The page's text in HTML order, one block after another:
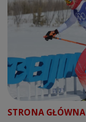
STRONA GŁÓWNA